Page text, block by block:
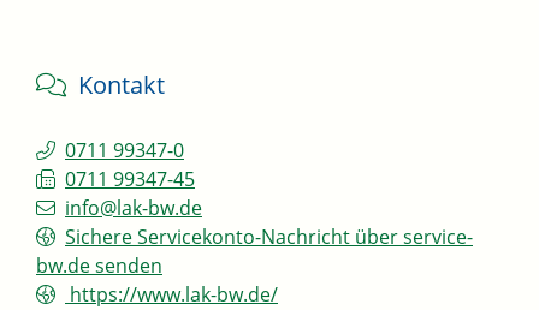
Kontakt
0711 99347-0
0711 99347-45
info@lak-bw.de
Sichere Servicekonto-Nachricht über service-
bw.de senden
https://www.lak-bw.de/